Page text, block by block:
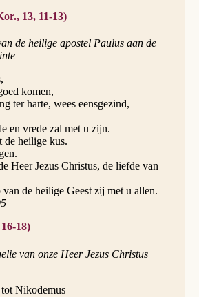
13, 11-13)
de heilige apostel Paulus aan de
komen,
ter harte, wees eensgezind,
en vrede zal met u zijn.
de heilige kus.
Heer Jezus Christus, de liefde van
van de heilige Geest zij met u allen.
18)
van onze Heer Jezus Christus
Nikodemus